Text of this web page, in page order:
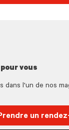
vous
dans l'un de nos
un